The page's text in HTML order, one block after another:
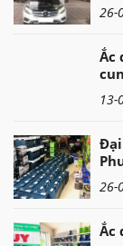
26-
Ắc
13-
26-
Ắc